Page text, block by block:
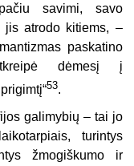
savimi, savo
jis atrodo kitiems, –
paskatino
dėmesį į
53.
galimybių – tai jo
turintys
žmogiškumo ir